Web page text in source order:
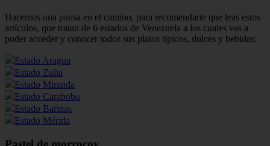
Hacemos una pausa en el camino, para recomendarte que leas estos
artículos, que tratan de 6 estados de Venezuela a los cuales vas a
poder acceder y conocer todos sus platos típicos, dulces y bebidas:
Estado Aragua
Estado Zulia
Estado Miranda
Estado Carabobo
Estado Barinas
Estado Mérida